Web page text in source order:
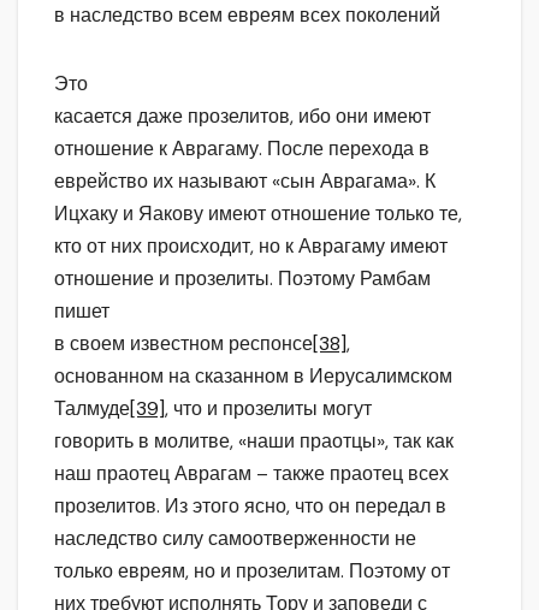
в наследство всем евреям всех поколений
Это
касается даже прозелитов, ибо они имеют
отношение к Аврагаму. После перехода в
еврейство их называют «сын Аврагама». К
Ицхаку и Яакову имеют отношение только те,
кто от них происходит, но к Аврагаму имеют
отношение и прозелиты. Поэтому Рамбам
пишет
в своем известном респонсе[38],
основанном на сказанном в Иерусалимском
Талмуде[39], что и прозелиты могут
говорить в молитве, «наши праотцы», так как
наш праотец Аврагам – также праотец всех
прозелитов. Из этого ясно, что он передал в
наследство силу самоотверженности не
только евреям, но и прозелитам. Поэтому от
них требуют исполнять Тору и заповеди с